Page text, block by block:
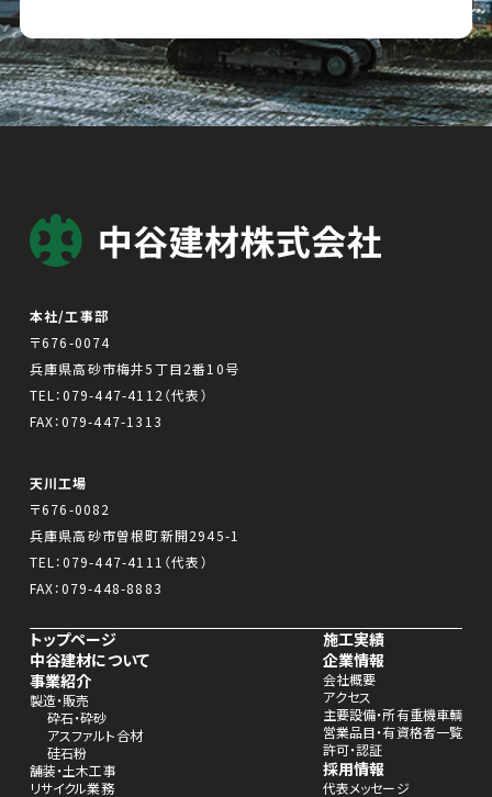
本社/工事部
〒676-0074
兵庫県高砂市梅井5丁目2番10号
TEL：079-447-4112（代表）
FAX：079-447-1313
天川工場
〒676-0082
兵庫県高砂市曽根町新開2945-1
TEL：079-447-4111 （代表）
FAX：079-448-8883
トップページ
中谷建材について
事業紹介
製造・販売
砕石・砕砂
アスファルト合材
硅石粉
舗装・土木工事
リサイクル業務
施工実績
企業情報
会社概要
アクセス
主要設備・所有重機車輌
営業品目・有資格者一覧
許可・認証
採用情報
代表メッセージ